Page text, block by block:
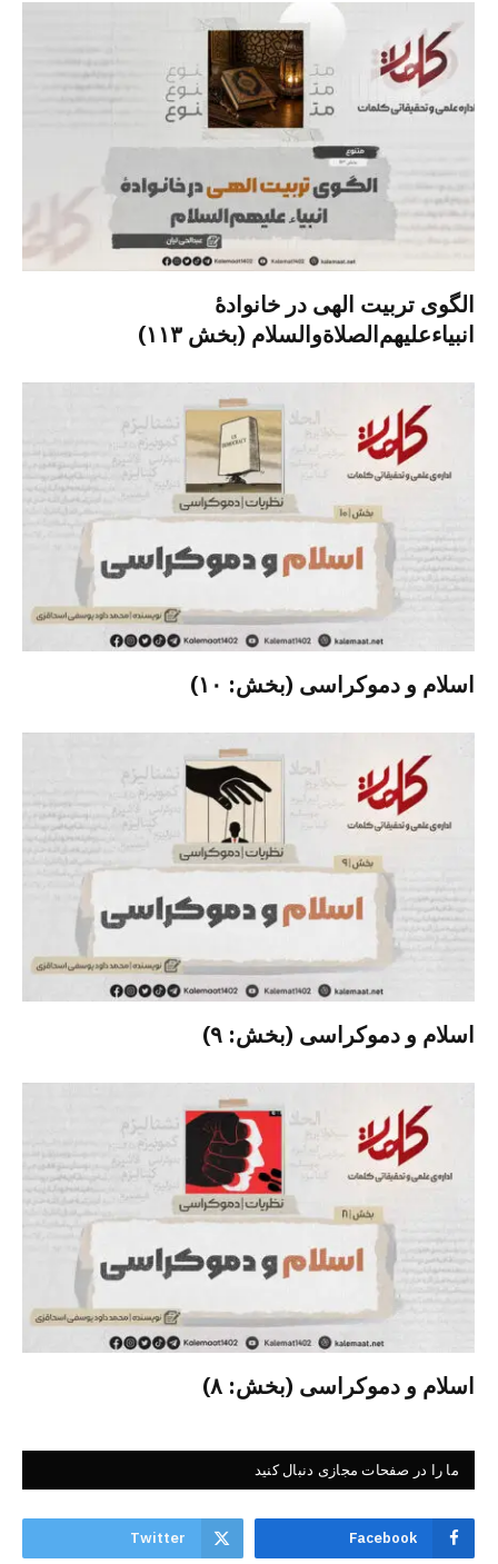
الگوی تربیت الهی در خانوادۀ
انبیاءعلیهم‌الصلاةو‌السلام (بخش ۱۱۳)
اسلام و دموکراسی (بخش: ۱۰)
اسلام و دموکراسی (بخش: ۹)
اسلام و دموکراسی (بخش: ۸)
ما را در صفحات مجازی دنبال کنید
Facebook
Twitter